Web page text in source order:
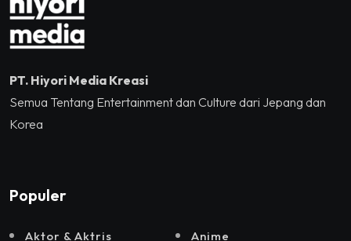
PT. Hiyori Media Kreasi
Semua Tentang Entertainment dan Culture dari Jepang dan
Korea
Populer
Aktor & Aktris Anime